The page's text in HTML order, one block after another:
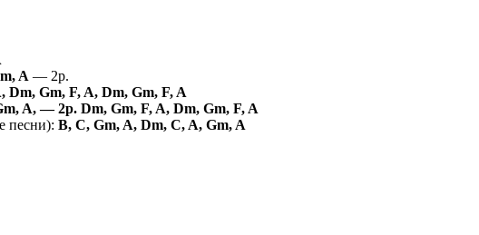
A — 2р.
Dm, Gm, F, A, Dm, Gm, F, A
A, — 2р. Dm, Gm, F, A, Dm, Gm, F, A
песни): B, C, Gm, A, Dm, C, A, Gm, A